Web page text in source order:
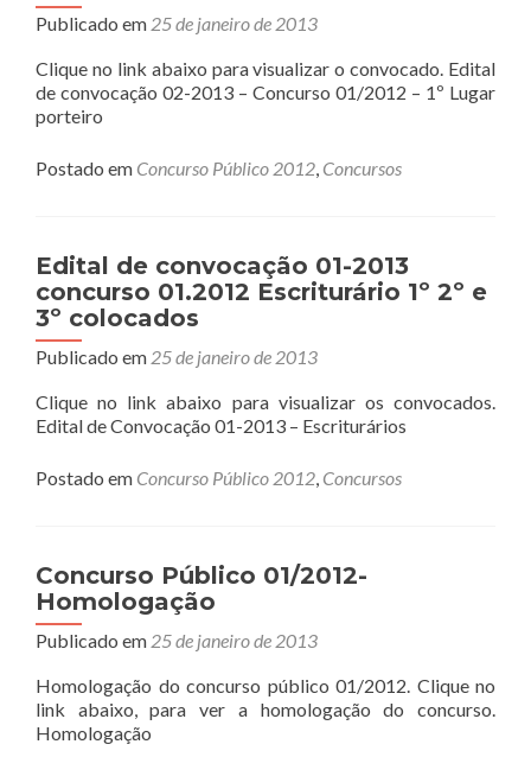
ENSINO
BÁSICO
Publicado em 25 de janeiro de 2013
Clique no link abaixo para visualizar o convocado. Edital
de convocação 02-2013 – Concurso 01/2012 – 1º Lugar
porteiro
Postado em Concurso Público 2012, Concursos
Edital de convocação 01-2013
concurso 01.2012 Escriturário 1º 2º e
3º colocados
Publicado em 25 de janeiro de 2013
Clique no link abaixo para visualizar os convocados.
Edital de Convocação 01-2013 – Escriturários
Postado em Concurso Público 2012, Concursos
Concurso Público 01/2012-
Homologação
Publicado em 25 de janeiro de 2013
Homologação do concurso público 01/2012. Clique no
link abaixo, para ver a homologação do concurso.
Homologação